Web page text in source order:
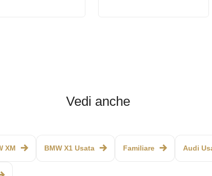
Vedi anche
XM BMW X1 Usata Familiare Audi